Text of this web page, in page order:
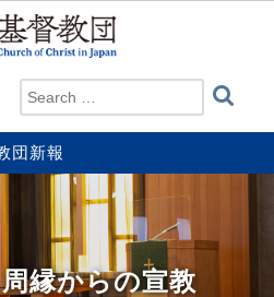
団新報
縁からの宣教